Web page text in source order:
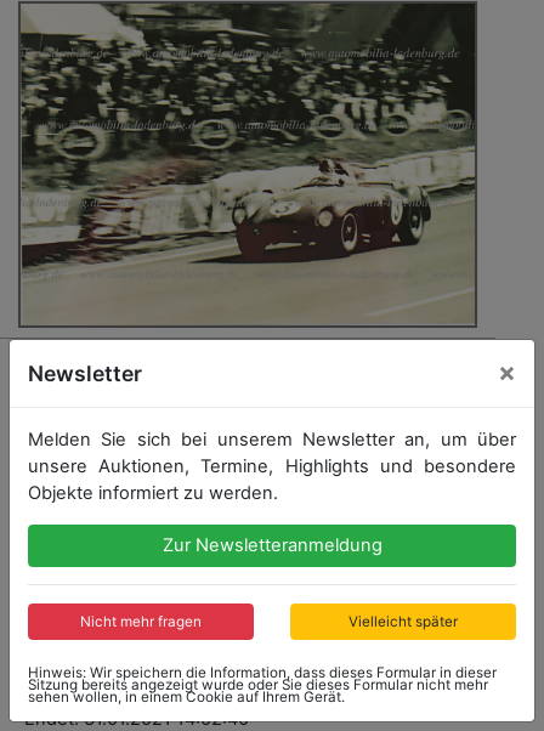
Startpreis: 5,00 €
Startpreis
5,00 €
Ergebnis
86,00 €
Endet: 31.01.2021 14:02:40
Newsletter ×
Melden Sie sich bei unserem Newsletter an, um über
unsere Auktionen, Termine, Highlights und besondere
Objekte informiert zu werden.
Zur Newsletteranmeldung
Nicht mehr fragen Vielleicht später
Hinweis: Wir speichern die Information, dass dieses Formular in dieser
Sitzung bereits angezeigt wurde oder Sie dieses Formular nicht mehr
sehen wollen, in einem Cookie auf Ihrem Gerät.